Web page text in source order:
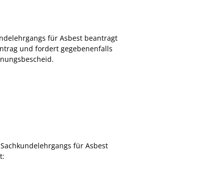
für Asbest beantragt
und fordert gegebenenfalls
für Asbest